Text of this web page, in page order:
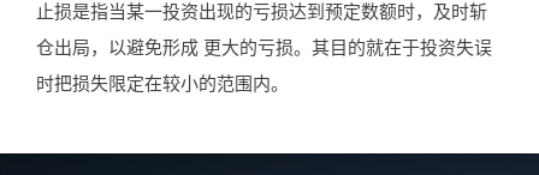
止损是指当某一投资出现的亏损达到预定数额时，及时斩
仓出局，以避免形成 更大的亏损。其目的就在于投资失误
时把损失限定在较小的范围内。